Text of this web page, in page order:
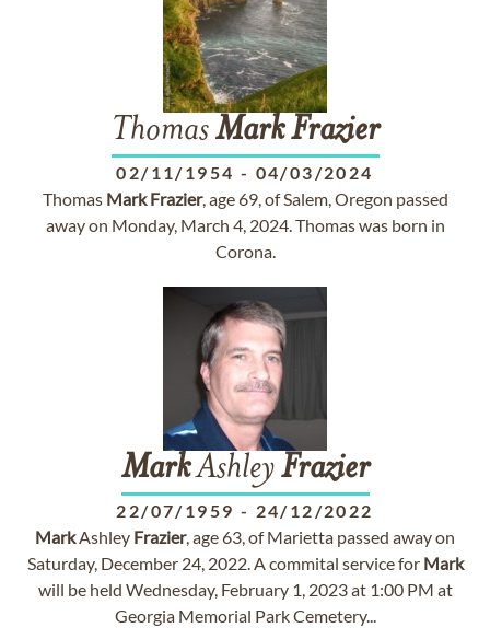
ThomasMark Frazier
02/11/1954 - 04/03/2024
Thomas Mark Frazier, age 69, of Salem, Oregon passed
away on Monday, March 4, 2024. Thomas was born in
Corona.
MarkAshleyFrazier
22/07/1959 - 24/12/2022
MarkAshley Frazier, age 63, of Marietta passed away on
Saturday, December 24, 2022. A commital service for Mark
will be held Wednesday, February 1, 2023 at 1:00 PM at
Georgia Memorial Park Cemetery...